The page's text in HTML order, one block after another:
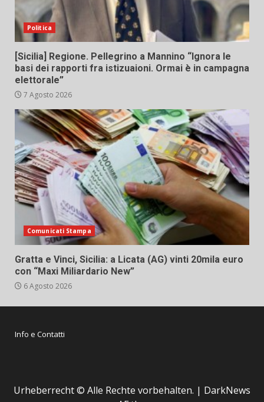
Politica
[Sicilia] Regione. Pellegrino a Mannino “Ignora le
basi dei rapporti fra istizuaioni. Ormai è in campagna
elettorale”
7 Agosto 2026
Comunicati Stampa
Gratta e Vinci, Sicilia: a Licata (AG) vinti 20mila euro
con “Maxi Miliardario New”
6 Agosto 2026
Info e Contatti
Urheberrecht © Alle Rechte vorbehalten. | DarkNews